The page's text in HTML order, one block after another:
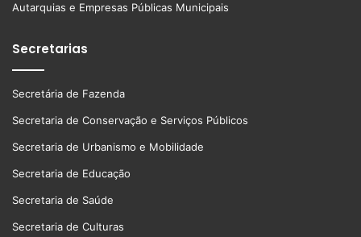
Autarquias e Empresas Públicas Municipais
Secretarias
Secretária de Fazenda
Secretaria de Conservação e Serviços Públicos
Secretaria de Urbanismo e Mobilidade
Secretaria de Educação
Secretaria de Saúde
Secretaria de Culturas